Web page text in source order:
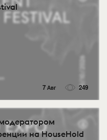
7 Авг 249
на HouseHold